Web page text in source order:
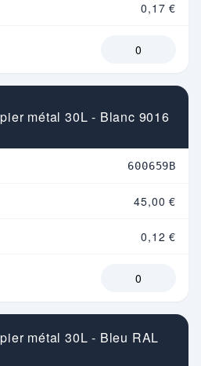
0,17 €
métal 30L - Blanc 9016
600659B
45,00 €
0,12 €
métal 30L - Bleu RAL